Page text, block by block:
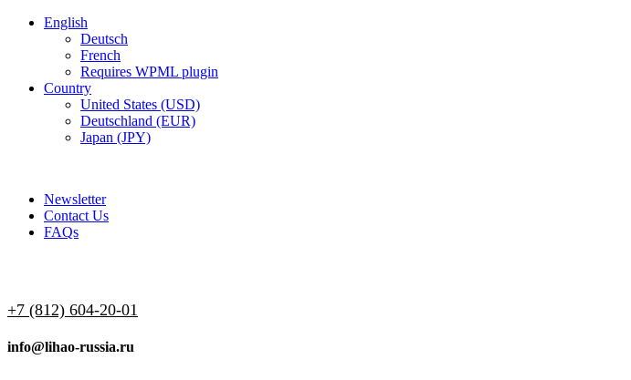
English
Deutsch
French
Requires WPML plugin
Country
United States (USD)
Deutschland (EUR)
Japan (JPY)
Newsletter
Contact Us
FAQs
+7 (812) 604-20-01
info@lihao-russia.ru